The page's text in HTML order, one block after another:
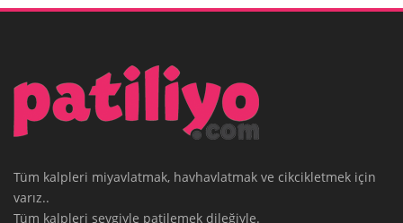
Tüm kalpleri miyavlatmak, havhavlatmak ve cikcikletmek için
varız..
Tüm kalpleri sevgiyle patilemek dileğiyle.